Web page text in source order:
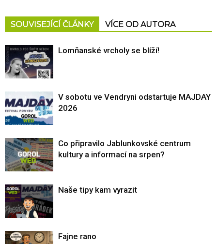
SOUVISEJÍCÍ ČLÁNKY VÍCE OD AUTORA
Lomňanské vrcholy se blíží!
V sobotu ve Vendryni odstartuje MAJDAY
2026
Co připravilo Jablunkovské centrum
kultury a informací na srpen?
Naše tipy kam vyrazit
Fajne rano